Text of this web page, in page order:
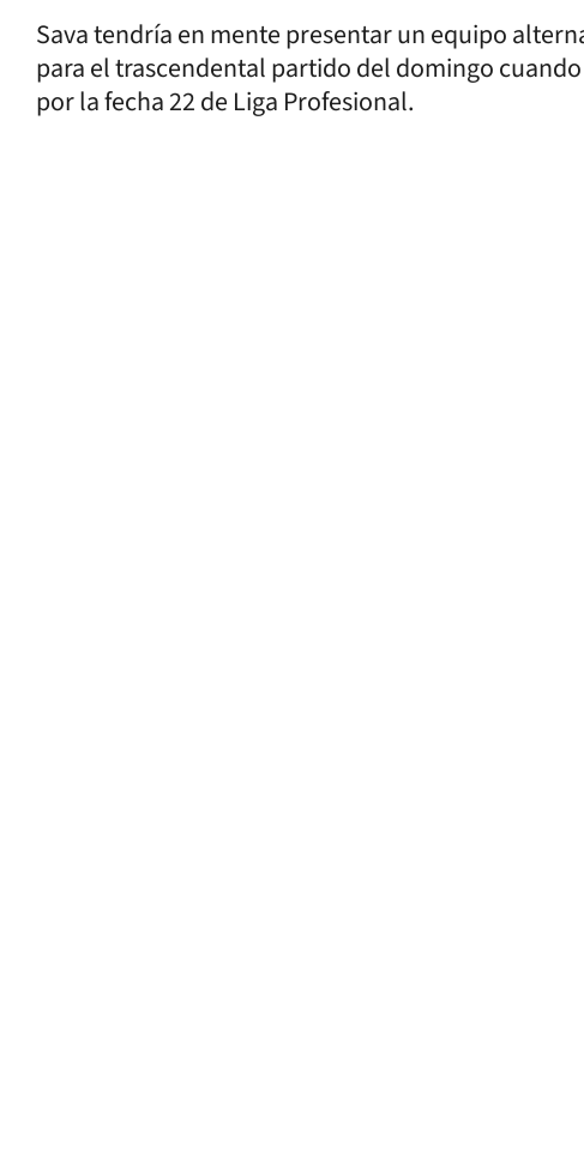
Sava tendría en mente presentar un equipo
para el trascendental partido del domingo
por la fecha 22 de Liga Profesional.